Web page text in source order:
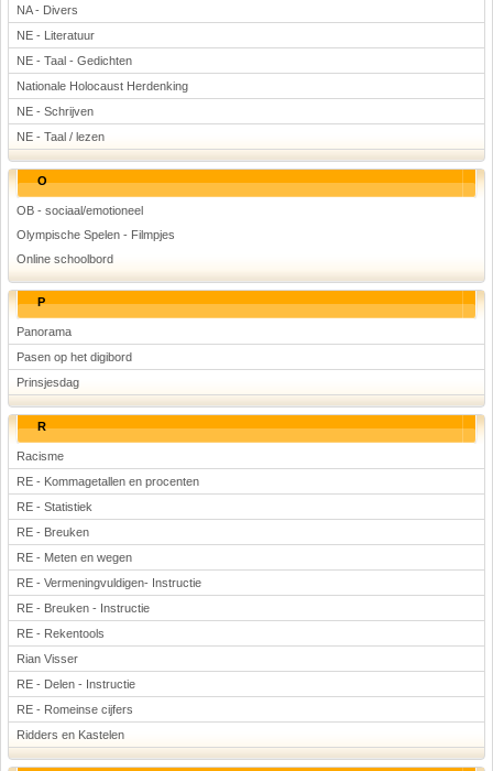
NA - Divers
NE - Literatuur
NE - Taal - Gedichten
Nationale Holocaust Herdenking
NE - Schrijven
NE - Taal / lezen
O
OB - sociaal/emotioneel
Olympische Spelen - Filmpjes
Online schoolbord
P
Panorama
Pasen op het digibord
Prinsjesdag
R
Racisme
RE - Kommagetallen en procenten
RE - Statistiek
RE - Breuken
RE - Meten en wegen
RE - Vermeningvuldigen- Instructie
RE - Breuken - Instructie
RE - Rekentools
Rian Visser
RE - Delen - Instructie
RE - Romeinse cijfers
Ridders en Kastelen